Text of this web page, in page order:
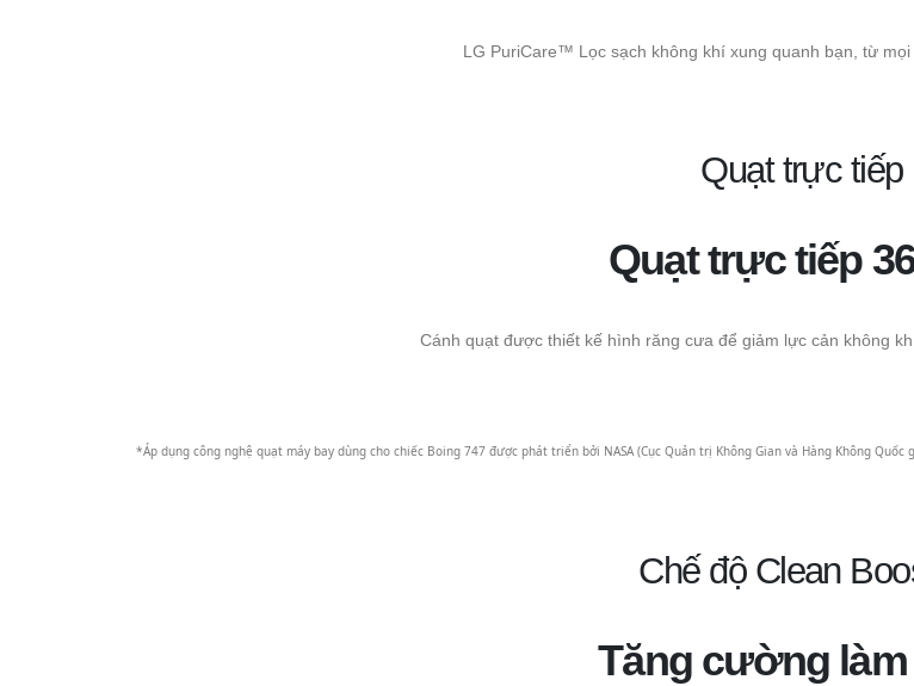
LG PuriCare™ Lọc sạch không khí xung quanh bạn, từ
Quạt trực tiếp
Quạt trực tiếp
Cánh quạt được thiết kế hình răng cưa để giảm lực cản không
*Áp dụng công nghệ quạt máy bay dùng cho chiếc Boing 747 được phát triển bởi NASA (Cục Quản trị Không Gian và Hàng Không
Chế độ Clean
Tăng cường